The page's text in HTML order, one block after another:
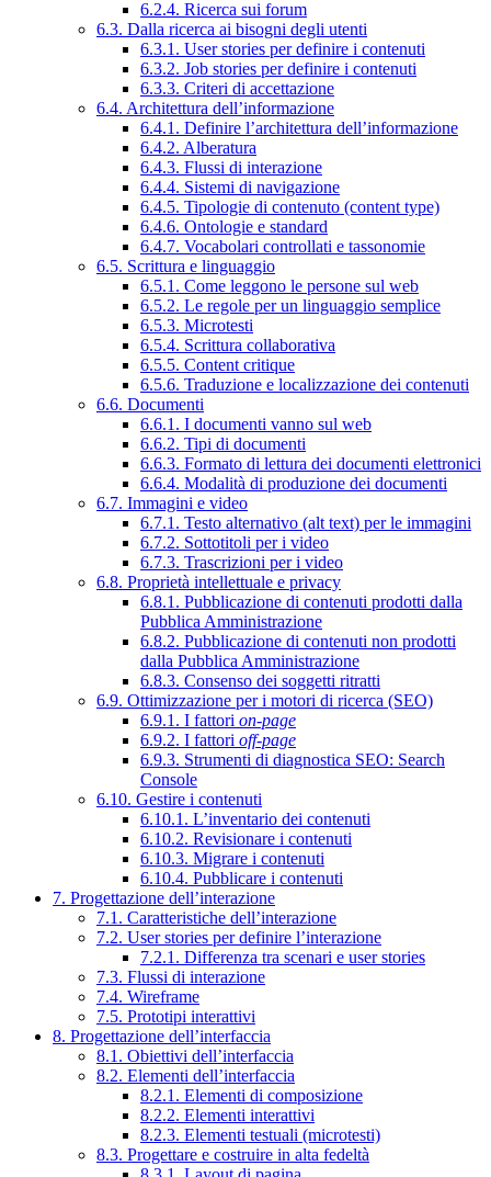
6.2.4. Ricerca sui forum
6.3. Dalla ricerca ai bisogni degli utenti
6.3.1. User stories per definire i contenuti
6.3.2. Job stories per definire i contenuti
6.3.3. Criteri di accettazione
6.4. Architettura dell’informazione
6.4.1. Definire l’architettura dell’informazione
6.4.2. Alberatura
6.4.3. Flussi di interazione
6.4.4. Sistemi di navigazione
6.4.5. Tipologie di contenuto (content type)
6.4.6. Ontologie e standard
6.4.7. Vocabolari controllati e tassonomie
6.5. Scrittura e linguaggio
6.5.1. Come leggono le persone sul web
6.5.2. Le regole per un linguaggio semplice
6.5.3. Microtesti
6.5.4. Scrittura collaborativa
6.5.5. Content critique
6.5.6. Traduzione e localizzazione dei contenuti
6.6. Documenti
6.6.1. I documenti vanno sul web
6.6.2. Tipi di documenti
6.6.3. Formato di lettura dei documenti elettronici
6.6.4. Modalità di produzione dei documenti
6.7. Immagini e video
6.7.1. Testo alternativo (alt text) per le immagini
6.7.2. Sottotitoli per i video
6.7.3. Trascrizioni per i video
6.8. Proprietà intellettuale e privacy
6.8.1. Pubblicazione di contenuti prodotti dalla
Pubblica Amministrazione
6.8.2. Pubblicazione di contenuti non prodotti
dalla Pubblica Amministrazione
6.8.3. Consenso dei soggetti ritratti
6.9. Ottimizzazione per i motori di ricerca (SEO)
6.9.1. I fattori on-page
6.9.2. I fattori off-page
6.9.3. Strumenti di diagnostica SEO: Search
Console
6.10. Gestire i contenuti
6.10.1. L’inventario dei contenuti
6.10.2. Revisionare i contenuti
6.10.3. Migrare i contenuti
6.10.4. Pubblicare i contenuti
7. Progettazione dell’interazione
7.1. Caratteristiche dell’interazione
7.2. User stories per definire l’interazione
7.2.1. Differenza tra scenari e user stories
7.3. Flussi di interazione
7.4. Wireframe
7.5. Prototipi interattivi
8. Progettazione dell’interfaccia
8.1. Obiettivi dell’interfaccia
8.2. Elementi dell’interfaccia
8.2.1. Elementi di composizione
8.2.2. Elementi interattivi
8.2.3. Elementi testuali (microtesti)
8.3. Progettare e costruire in alta fedeltà